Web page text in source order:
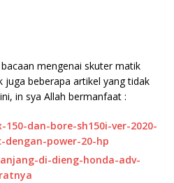
mengenai skuter matik
juga beberapa artikel yang tidak
in sya Allah bermanfaat :
dan-bore-sh150i-ver-2020-
dengan-power-20-hp
di-dieng-honda-adv-